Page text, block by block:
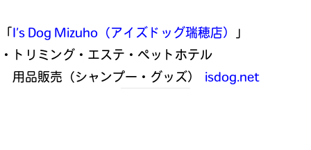
I’s Dog Mizuho（アイズドッグ瑞穂店）
」
・トリミング・エステ・ペットホテル
用品販売（シャンプー・グッズ） isdog.net